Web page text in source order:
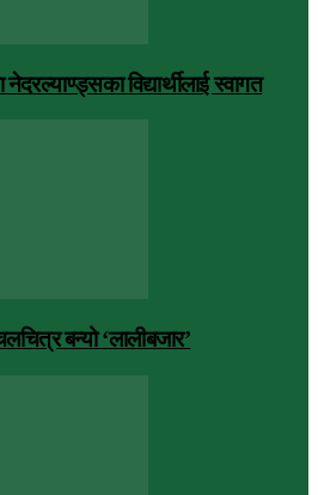
विद्यार्थीलाई स्वागत
बन्यो ‘लालीबजार’